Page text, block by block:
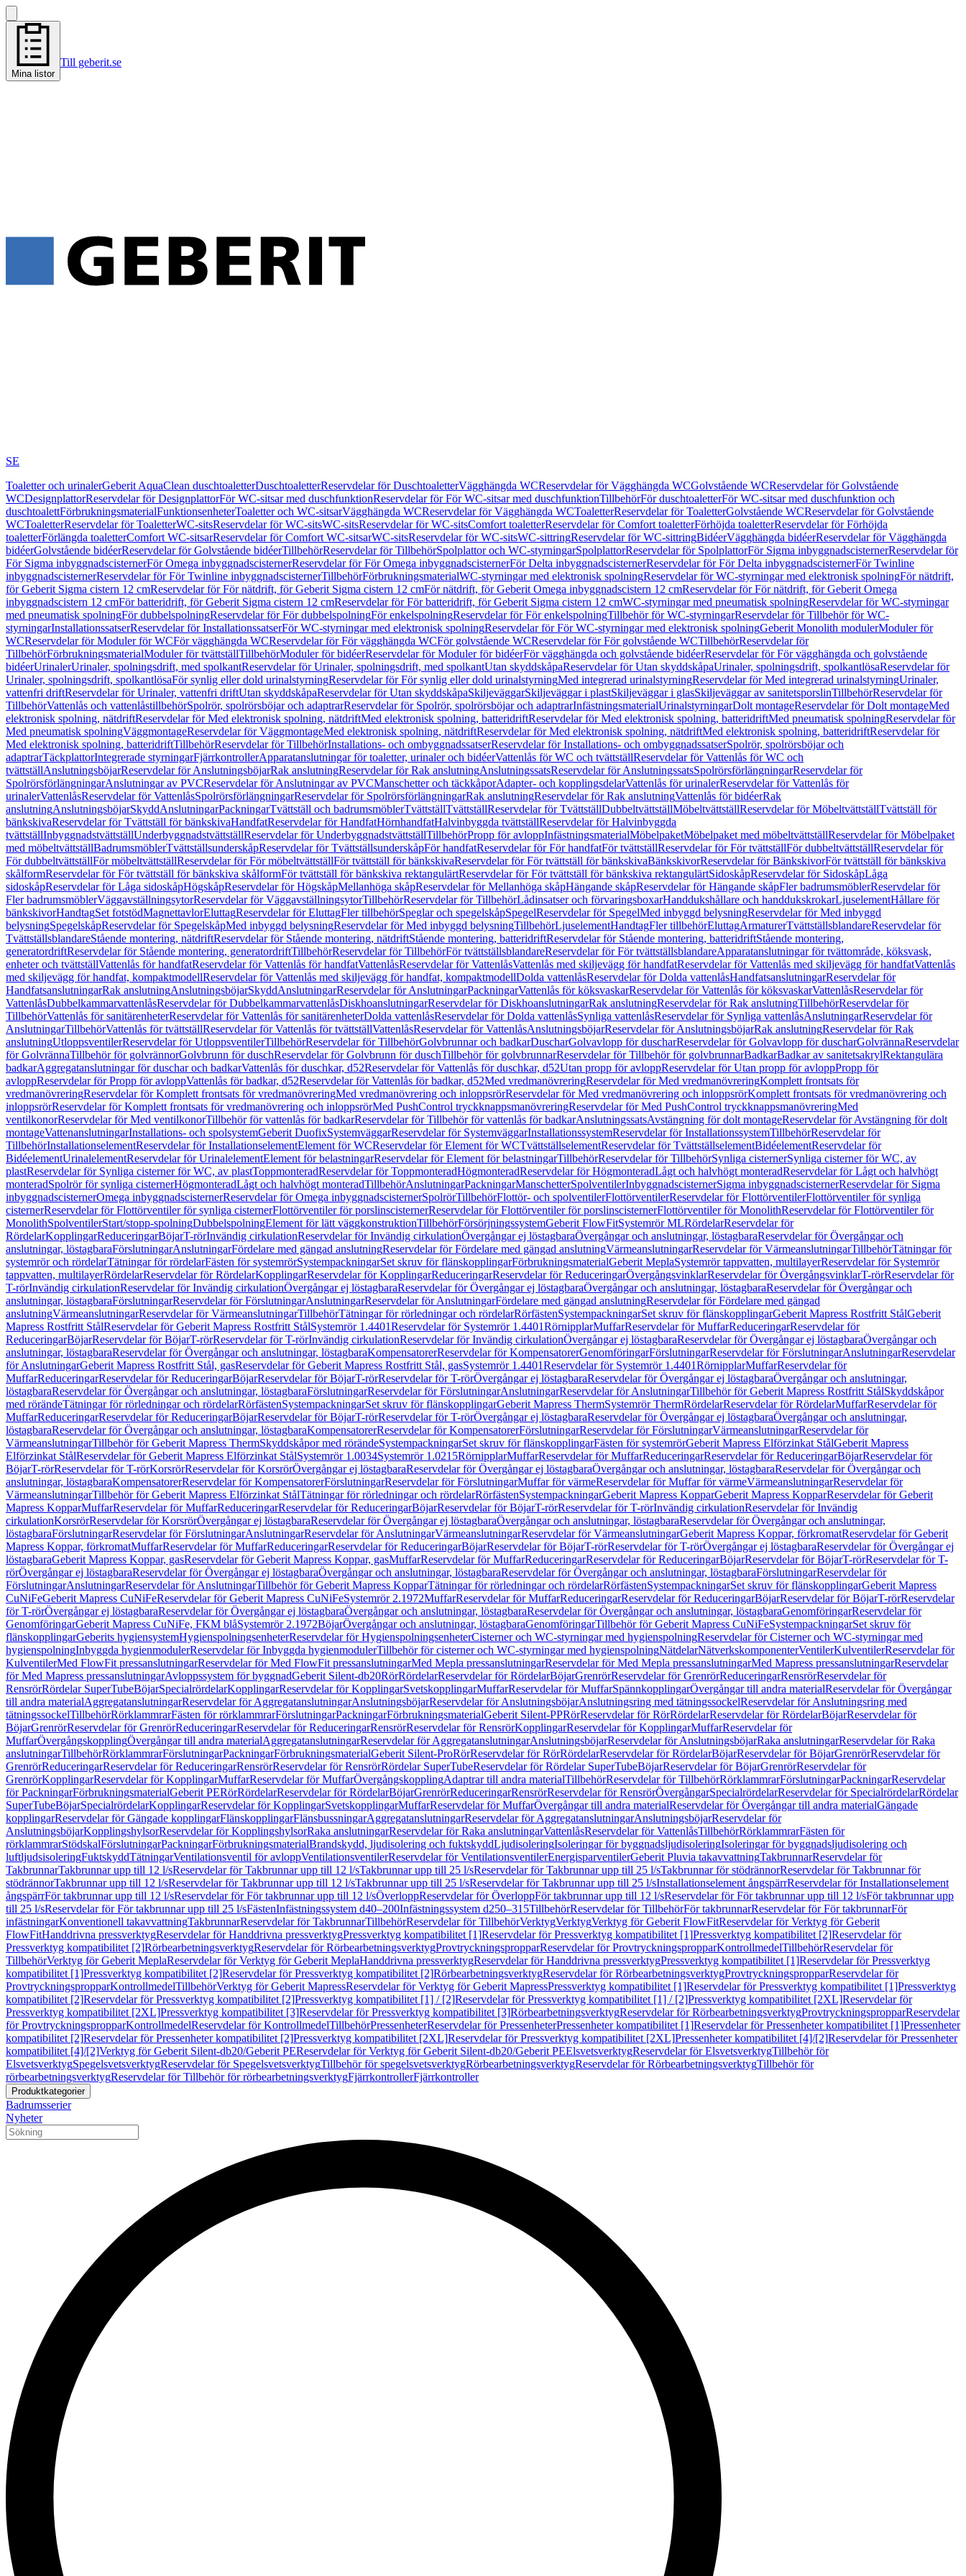
Mina listor
Till geberit.se
SE
Toaletter och urinalerGeberit AquaClean duschtoaletterDuschtoaletterReservdelar för DuschtoaletterVägghängda WCReservdelar för Vägghängda WCGolvstående WCReservdelar för Golvstående
WCDesignplattorReservdelar för DesignplattorFör WC-sitsar med duschfunktionReservdelar för För WC-sitsar med duschfunktionTillbehörFör duschtoaletterFör WC-sitsar med duschfunktion och
duschtoalettFörbrukningsmaterialFunktionsenheterToaletter och WC-sitsarVägghängda WCReservdelar för Vägghängda WCToaletterReservdelar för ToaletterGolvstående WCReservdelar för Golvstående
WCToaletterReservdelar för ToaletterWC-sitsReservdelar för WC-sitsWC-sitsReservdelar för WC-sitsComfort toaletterReservdelar för Comfort toaletterFörhöjda toaletterReservdelar för Förhöjda
toaletterFörlängda toaletterComfort WC-sitsarReservdelar för Comfort WC-sitsarWC-sitsReservdelar för WC-sitsWC-sittringReservdelar för WC-sittringBidéerVägghängda bidéerReservdelar för Vägghängda
bidéerGolvstående bidéerReservdelar för Golvstående bidéerTillbehörReservdelar för TillbehörSpolplattor och WC-styrningarSpolplattorReservdelar för SpolplattorFör Sigma inbyggnadscisternerReservdelar för
För Sigma inbyggnadscisternerFör Omega inbyggnadscisternerReservdelar för För Omega inbyggnadscisternerFör Delta inbyggnadscisternerReservdelar för För Delta inbyggnadscisternerFör Twinline
inbyggnadscisternerReservdelar för För Twinline inbyggnadscisternerTillbehörFörbrukningsmaterialWC-styrningar med elektronisk spolningReservdelar för WC-styrningar med elektronisk spolningFör nätdrift,
för Geberit Sigma cistern 12 cmReservdelar för För nätdrift, för Geberit Sigma cistern 12 cmFör nätdrift, för Geberit Omega inbyggnadscistern 12 cmReservdelar för För nätdrift, för Geberit Omega
inbyggnadscistern 12 cmFör batteridrift, för Geberit Sigma cistern 12 cmReservdelar för För batteridrift, för Geberit Sigma cistern 12 cmWC-styrningar med pneumatisk spolningReservdelar för WC-styrningar
med pneumatisk spolningFör dubbelspolningReservdelar för För dubbelspolningFör enkelspolningReservdelar för För enkelspolningTillbehör för WC-styrningarReservdelar för Tillbehör för WC-
styrningarInstallationssatserReservdelar för InstallationssatserFör WC-styrningar med elektronisk spolningReservdelar för För WC-styrningar med elektronisk spolningGeberit Monolith modulerModuler för
WCReservdelar för Moduler för WCFör vägghängda WCReservdelar för För vägghängda WCFör golvstående WCReservdelar för För golvstående WCTillbehörReservdelar för
TillbehörFörbrukningsmaterialModuler för tvättställTillbehörModuler för bidéerReservdelar för Moduler för bidéerFör vägghängda och golvstående bidéerReservdelar för För vägghängda och golvstående
bidéerUrinalerUrinaler, spolningsdrift, med spolkantReservdelar för Urinaler, spolningsdrift, med spolkantUtan skyddskåpaReservdelar för Utan skyddskåpaUrinaler, spolningsdrift, spolkantlösaReservdelar för
Urinaler, spolningsdrift, spolkantlösaFör synlig eller dold urinalstyrningReservdelar för För synlig eller dold urinalstyrningMed integrerad urinalstyrningReservdelar för Med integrerad urinalstyrningUrinaler,
vattenfri driftReservdelar för Urinaler, vattenfri driftUtan skyddskåpaReservdelar för Utan skyddskåpaSkiljeväggarSkiljeväggar i plastSkiljeväggar i glasSkiljeväggar av sanitetsporslinTillbehörReservdelar för
TillbehörVattenlås och vattenlåstillbehörSpolrör, spolrörsböjar och adaptrarReservdelar för Spolrör, spolrörsböjar och adaptrarInfästningsmaterialUrinalstyrningarDolt montageReservdelar för Dolt montageMed
elektronisk spolning, nätdriftReservdelar för Med elektronisk spolning, nätdriftMed elektronisk spolning, batteridriftReservdelar för Med elektronisk spolning, batteridriftMed pneumatisk spolningReservdelar för
Med pneumatisk spolningVäggmontageReservdelar för VäggmontageMed elektronisk spolning, nätdriftReservdelar för Med elektronisk spolning, nätdriftMed elektronisk spolning, batteridriftReservdelar för
Med elektronisk spolning, batteridriftTillbehörReservdelar för TillbehörInstallations- och ombyggnadssatserReservdelar för Installations- och ombyggnadssatserSpolrör, spolrörsböjar och
adaptrarTäckplattorIntegrerade styrningarFjärrkontrollerApparatanslutningar för toaletter, urinaler och bidéerVattenlås för WC och tvättställReservdelar för Vattenlås för WC och
tvättställAnslutningsböjarReservdelar för AnslutningsböjarRak anslutningReservdelar för Rak anslutningAnslutningssatsReservdelar för AnslutningssatsSpolrörsförlängningarReservdelar för
SpolrörsförlängningarAnslutningar av PVCReservdelar för Anslutningar av PVCManschetter och täckkåporAdapter- och kopplingsdelarVattenlås för urinalerReservdelar för Vattenlås för
urinalerVattenlåsReservdelar för VattenlåsSpolrörsförlängningarReservdelar för SpolrörsförlängningarRak anslutningReservdelar för Rak anslutningVattenlås för bidéerRak
anslutningAnslutningsböjarSkyddAnslutningarPackningarTvättställ och badrumsmöblerTvättställTvättställReservdelar för TvättställDubbeltvättställMöbeltvättställReservdelar för MöbeltvättställTvättställ för
bänkskivaReservdelar för Tvättställ för bänkskivaHandfatReservdelar för HandfatHörnhandfatHalvinbyggda tvättställReservdelar för Halvinbyggda
tvättställInbyggnadstvättställUnderbyggnadstvättställReservdelar för UnderbyggnadstvättställTillbehörPropp för avloppInfästningsmaterialMöbelpaketMöbelpaket med möbeltvättställReservdelar för Möbelpaket
med möbeltvättställBadrumsmöblerTvättställsunderskåpReservdelar för TvättställsunderskåpFör handfatReservdelar för För handfatFör tvättställReservdelar för För tvättställFör dubbeltvättställReservdelar för
För dubbeltvättställFör möbeltvättställReservdelar för För möbeltvättställFör tvättställ för bänkskivaReservdelar för För tvättställ för bänkskivaBänkskivorReservdelar för BänkskivorFör tvättställ för bänkskiva
skålformReservdelar för För tvättställ för bänkskiva skålformFör tvättställ för bänkskiva rektangulärtReservdelar för För tvättställ för bänkskiva rektangulärtSidoskåpReservdelar för SidoskåpLåga
sidoskåpReservdelar för Låga sidoskåpHögskåpReservdelar för HögskåpMellanhöga skåpReservdelar för Mellanhöga skåpHängande skåpReservdelar för Hängande skåpFler badrumsmöblerReservdelar för
Fler badrumsmöblerVäggavställningsytorReservdelar för VäggavställningsytorTillbehörReservdelar för TillbehörLådinsatser och förvaringsboxarHanddukshållare och handdukskrokarLjuselementHållare för
bänkskivorHandtagSet fotstödMagnettavlorEluttagReservdelar för EluttagFler tillbehörSpeglar och spegelskåpSpegelReservdelar för SpegelMed inbyggd belysningReservdelar för Med inbyggd
belysningSpegelskåpReservdelar för SpegelskåpMed inbyggd belysningReservdelar för Med inbyggd belysningTillbehörLjuselementHandtagFler tillbehörEluttagArmaturerTvättställsblandareReservdelar för
TvättställsblandareStående montering, nätdriftReservdelar för Stående montering, nätdriftStående montering, batteridriftReservdelar för Stående montering, batteridriftStående montering,
generatordriftReservdelar för Stående montering, generatordriftTillbehörReservdelar för TillbehörFör tvättställsblandareReservdelar för För tvättställsblandareApparatanslutningar för tvättområde, köksvask,
enheter och tvättställVattenlås för handfatReservdelar för Vattenlås för handfatVattenlåsReservdelar för VattenlåsVattenlås med skiljevägg för handfatReservdelar för Vattenlås med skiljevägg för handfatVattenlås
med skiljevägg för handfat, kompaktmodellReservdelar för Vattenlås med skiljevägg för handfat, kompaktmodellDolda vattenlåsReservdelar för Dolda vattenlåsHandfatsanslutningarReservdelar för
HandfatsanslutningarRak anslutningAnslutningsböjarSkyddAnslutningarReservdelar för AnslutningarPackningarVattenlås för köksvaskarReservdelar för Vattenlås för köksvaskarVattenlåsReservdelar för
VattenlåsDubbelkammarvattenlåsReservdelar för DubbelkammarvattenlåsDiskhoanslutningarReservdelar för DiskhoanslutningarRak anslutningReservdelar för Rak anslutningTillbehörReservdelar för
TillbehörVattenlås för sanitärenheterReservdelar för Vattenlås för sanitärenheterDolda vattenlåsReservdelar för Dolda vattenlåsSynliga vattenlåsReservdelar för Synliga vattenlåsAnslutningarReservdelar för
AnslutningarTillbehörVattenlås för tvättställReservdelar för Vattenlås för tvättställVattenlåsReservdelar för VattenlåsAnslutningsböjarReservdelar för AnslutningsböjarRak anslutningReservdelar för Rak
anslutningUtloppsventilerReservdelar för UtloppsventilerTillbehörReservdelar för TillbehörGolvbrunnar och badkarDuscharGolvavlopp för duscharReservdelar för Golvavlopp för duscharGolvrännaReservdelar
för GolvrännaTillbehör för golvrännorGolvbrunn för duschReservdelar för Golvbrunn för duschTillbehör för golvbrunnarReservdelar för Tillbehör för golvbrunnarBadkarBadkar av sanitetsakrylRektangulära
badkarAggregatanslutningar för duschar och badkarVattenlås för duschkar, d52Reservdelar för Vattenlås för duschkar, d52Utan propp för avloppReservdelar för Utan propp för avloppPropp för
avloppReservdelar för Propp för avloppVattenlås för badkar, d52Reservdelar för Vattenlås för badkar, d52Med vredmanövreringReservdelar för Med vredmanövreringKomplett frontsats för
vredmanövreringReservdelar för Komplett frontsats för vredmanövreringMed vredmanövrering och inloppsrörReservdelar för Med vredmanövrering och inloppsrörKomplett frontsats för vredmanövrering och
inloppsrörReservdelar för Komplett frontsats för vredmanövrering och inloppsrörMed PushControl tryckknappsmanövreringReservdelar för Med PushControl tryckknappsmanövreringMed
ventilkonorReservdelar för Med ventilkonorTillbehör för vattenlås för badkarReservdelar för Tillbehör för vattenlås för badkarAnslutningssatsAvstängning för dolt montageReservdelar för Avstängning för dolt
montageVattenanslutningarInstallations- och spolsystemGeberit DuofixSystemväggarReservdelar för SystemväggarInstallationssystemReservdelar för InstallationssystemTillbehörReservdelar för
TillbehörInstallationselementReservdelar för InstallationselementElement för WCReservdelar för Element för WCTvättställselementReservdelar för TvättställselementBidéelementReservdelar för
BidéelementUrinalelementReservdelar för UrinalelementElement för belastningarReservdelar för Element för belastningarTillbehörReservdelar för TillbehörSynliga cisternerSynliga cisterner för WC, av
plastReservdelar för Synliga cisterner för WC, av plastToppmonteradReservdelar för ToppmonteradHögmonteradReservdelar för HögmonteradLågt och halvhögt monteradReservdelar för Lågt och halvhögt
monteradSpolrör för synliga cisternerHögmonteradLågt och halvhögt monteradTillbehörAnslutningarPackningarManschetterSpolventilerInbyggnadscisternerSigma inbyggnadscisternerReservdelar för Sigma
inbyggnadscisternerOmega inbyggnadscisternerReservdelar för Omega inbyggnadscisternerSpolrörTillbehörFlottör- och spolventilerFlottörventilerReservdelar för FlottörventilerFlottörventiler för synliga
cisternerReservdelar för Flottörventiler för synliga cisternerFlottörventiler för porslinscisternerReservdelar för Flottörventiler för porslinscisternerFlottörventiler för MonolithReservdelar för Flottörventiler för
MonolithSpolventilerStart/stopp-spolningDubbelspolningElement för lätt väggkonstruktionTillbehörFörsörjningssystemGeberit FlowFitSystemrör MLRördelarReservdelar för
RördelarKopplingarReduceringarBöjarT-rörInvändig cirkulationReservdelar för Invändig cirkulationÖvergångar ej löstagbaraÖvergångar och anslutningar, löstagbaraReservdelar för Övergångar och
anslutningar, löstagbaraFörslutningarAnslutningarFördelare med gängad anslutningReservdelar för Fördelare med gängad anslutningVärmeanslutningarReservdelar för VärmeanslutningarTillbehörTätningar för
systemrör och rördelarTätningar för rördelarFästen för systemrörSystempackningarSet skruv för flänskopplingarFörbrukningsmaterialGeberit MeplaSystemrör tappvatten, multilayerReservdelar för Systemrör
tappvatten, multilayerRördelarReservdelar för RördelarKopplingarReservdelar för KopplingarReduceringarReservdelar för ReduceringarÖvergångsvinklarReservdelar för ÖvergångsvinklarT-rörReservdelar för
T-rörInvändig cirkulationReservdelar för Invändig cirkulationÖvergångar ej löstagbaraReservdelar för Övergångar ej löstagbaraÖvergångar och anslutningar, löstagbaraReservdelar för Övergångar och
anslutningar, löstagbaraFörslutningarReservdelar för FörslutningarAnslutningarReservdelar för AnslutningarFördelare med gängad anslutningReservdelar för Fördelare med gängad
anslutningVärmeanslutningarReservdelar för VärmeanslutningarTillbehörTätningar för rörledningar och rördelarRörfästenSystempackningarSet skruv för flänskopplingarGeberit Mapress Rostfritt StålGeberit
Mapress Rostfritt StålReservdelar för Geberit Mapress Rostfritt StålSystemrör 1.4401Reservdelar för Systemrör 1.4401RörnipplarMuffarReservdelar för MuffarReduceringarReservdelar för
ReduceringarBöjarReservdelar för BöjarT-rörReservdelar för T-rörInvändig cirkulationReservdelar för Invändig cirkulationÖvergångar ej löstagbaraReservdelar för Övergångar ej löstagbaraÖvergångar och
anslutningar, löstagbaraReservdelar för Övergångar och anslutningar, löstagbaraKompensatorerReservdelar för KompensatorerGenomföringarFörslutningarReservdelar för FörslutningarAnslutningarReservdelar
för AnslutningarGeberit Mapress Rostfritt Stål, gasReservdelar för Geberit Mapress Rostfritt Stål, gasSystemrör 1.4401Reservdelar för Systemrör 1.4401RörnipplarMuffarReservdelar för
MuffarReduceringarReservdelar för ReduceringarBöjarReservdelar för BöjarT-rörReservdelar för T-rörÖvergångar ej löstagbaraReservdelar för Övergångar ej löstagbaraÖvergångar och anslutningar,
löstagbaraReservdelar för Övergångar och anslutningar, löstagbaraFörslutningarReservdelar för FörslutningarAnslutningarReservdelar för AnslutningarTillbehör för Geberit Mapress Rostfritt StålSkyddskåpor
med rörändeTätningar för rörledningar och rördelarRörfästenSystempackningarSet skruv för flänskopplingarGeberit Mapress ThermSystemrör ThermRördelarReservdelar för RördelarMuffarReservdelar för
MuffarReduceringarReservdelar för ReduceringarBöjarReservdelar för BöjarT-rörReservdelar för T-rörÖvergångar ej löstagbaraReservdelar för Övergångar ej löstagbaraÖvergångar och anslutningar,
löstagbaraReservdelar för Övergångar och anslutningar, löstagbaraKompensatorerReservdelar för KompensatorerFörslutningarReservdelar för FörslutningarVärmeanslutningarReservdelar för
VärmeanslutningarTillbehör för Geberit Mapress ThermSkyddskåpor med rörändeSystempackningarSet skruv för flänskopplingarFästen för systemrörGeberit Mapress Elförzinkat StålGeberit Mapress
Elförzinkat StålReservdelar för Geberit Mapress Elförzinkat StålSystemrör 1.0034Systemrör 1.0215RörnipplarMuffarReservdelar för MuffarReduceringarReservdelar för ReduceringarBöjarReservdelar för
BöjarT-rörReservdelar för T-rörKorsrörReservdelar för KorsrörÖvergångar ej löstagbaraReservdelar för Övergångar ej löstagbaraÖvergångar och anslutningar, löstagbaraReservdelar för Övergångar och
anslutningar, löstagbaraKompensatorerReservdelar för KompensatorerFörslutningarReservdelar för FörslutningarMuffar för värmeReservdelar för Muffar för värmeVärmeanslutningarReservdelar för
VärmeanslutningarTillbehör för Geberit Mapress Elförzinkat StålTätningar för rörledningar och rördelarRörfästenSystempackningarGeberit Mapress KopparGeberit Mapress KopparReservdelar för Geberit
Mapress KopparMuffarReservdelar för MuffarReduceringarReservdelar för ReduceringarBöjarReservdelar för BöjarT-rörReservdelar för T-rörInvändig cirkulationReservdelar för Invändig
cirkulationKorsrörReservdelar för KorsrörÖvergångar ej löstagbaraReservdelar för Övergångar ej löstagbaraÖvergångar och anslutningar, löstagbaraReservdelar för Övergångar och anslutningar,
löstagbaraFörslutningarReservdelar för FörslutningarAnslutningarReservdelar för AnslutningarVärmeanslutningarReservdelar för VärmeanslutningarGeberit Mapress Koppar, förkromatReservdelar för Geberit
Mapress Koppar, förkromatMuffarReservdelar för MuffarReduceringarReservdelar för ReduceringarBöjarReservdelar för BöjarT-rörReservdelar för T-rörÖvergångar ej löstagbaraReservdelar för Övergångar ej
löstagbaraGeberit Mapress Koppar, gasReservdelar för Geberit Mapress Koppar, gasMuffarReservdelar för MuffarReduceringarReservdelar för ReduceringarBöjarReservdelar för BöjarT-rörReservdelar för T-
rörÖvergångar ej löstagbaraReservdelar för Övergångar ej löstagbaraÖvergångar och anslutningar, löstagbaraReservdelar för Övergångar och anslutningar, löstagbaraFörslutningarReservdelar för
FörslutningarAnslutningarReservdelar för AnslutningarTillbehör för Geberit Mapress KopparTätningar för rörledningar och rördelarRörfästenSystempackningarSet skruv för flänskopplingarGeberit Mapress
CuNiFeGeberit Mapress CuNiFeReservdelar för Geberit Mapress CuNiFeSystemrör 2.1972MuffarReservdelar för MuffarReduceringarReservdelar för ReduceringarBöjarReservdelar för BöjarT-rörReservdelar
för T-rörÖvergångar ej löstagbaraReservdelar för Övergångar ej löstagbaraÖvergångar och anslutningar, löstagbaraReservdelar för Övergångar och anslutningar, löstagbaraGenomföringarReservdelar för
GenomföringarGeberit Mapress CuNiFe, FKM blåSystemrör 2.1972BöjarÖvergångar och anslutningar, löstagbaraGenomföringarTillbehör för Geberit Mapress CuNiFeSystempackningarSet skruv för
flänskopplingarGeberits hygiensystemHygienspolningsenheterReservdelar för HygienspolningsenheterCisterner och WC-styrningar med hygienspolningReservdelar för Cisterner och WC-styrningar med
hygienspolningInbyggda hygienmodulerReservdelar för Inbyggda hygienmodulerTillbehör för cisterner och WC-styrningar med hygienspolningNätdelarNätverkskomponenterVentilerKulventilerReservdelar för
KulventilerMed FlowFit pressanslutningarReservdelar för Med FlowFit pressanslutningarMed Mepla pressanslutningarReservdelar för Med Mepla pressanslutningarMed Mapress pressanslutningarReservdelar
för Med Mapress pressanslutningarAvloppssystem för byggnadGeberit Silent-db20RörRördelarReservdelar för RördelarBöjarGrenrörReservdelar för GrenrörReduceringarRensrörReservdelar för
RensrörRördelar SuperTubeBöjarSpecialrördelarKopplingarReservdelar för KopplingarSvetskopplingarMuffarReservdelar för MuffarSpännkopplingarÖvergångar till andra materialReservdelar för Övergångar
till andra materialAggregatanslutningarReservdelar för AggregatanslutningarAnslutningsböjarReservdelar för AnslutningsböjarAnslutningsring med tätningssockelReservdelar för Anslutningsring med
tätningssockelTillbehörRörklammrarFästen för rörklammrarFörslutningarPackningarFörbrukningsmaterialGeberit Silent-PPRörReservdelar för RörRördelarReservdelar för RördelarBöjarReservdelar för
BöjarGrenrörReservdelar för GrenrörReduceringarReservdelar för ReduceringarRensrörReservdelar för RensrörKopplingarReservdelar för KopplingarMuffarReservdelar för
MuffarÖvergångskopplingÖvergångar till andra materialAggregatanslutningarReservdelar för AggregatanslutningarAnslutningsböjarReservdelar för AnslutningsböjarRaka anslutningarReservdelar för Raka
anslutningarTillbehörRörklammrarFörslutningarPackningarFörbrukningsmaterialGeberit Silent-ProRörReservdelar för RörRördelarReservdelar för RördelarBöjarReservdelar för BöjarGrenrörReservdelar för
GrenrörReduceringarReservdelar för ReduceringarRensrörReservdelar för RensrörRördelar SuperTubeReservdelar för Rördelar SuperTubeBöjarReservdelar för BöjarGrenrörReservdelar för
GrenrörKopplingarReservdelar för KopplingarMuffarReservdelar för MuffarÖvergångskopplingAdaptrar till andra materialTillbehörReservdelar för TillbehörRörklammrarFörslutningarPackningarReservdelar
för PackningarFörbrukningsmaterialGeberit PERörRördelarReservdelar för RördelarBöjarGrenrörReduceringarRensrörReservdelar för RensrörÖvergångarSpecialrördelarReservdelar för SpecialrördelarRördelar
SuperTubeBöjarSpecialrördelarKopplingarReservdelar för KopplingarSvetskopplingarMuffarReservdelar för MuffarÖvergångar till andra materialReservdelar för Övergångar till andra materialGängade
kopplingarReservdelar för Gängade kopplingarFlänskopplingarFlänsbussningarAggregatanslutningarReservdelar för AggregatanslutningarAnslutningsböjarReservdelar för
AnslutningsböjarKopplingshylsorReservdelar för KopplingshylsorRaka anslutningarReservdelar för Raka anslutningarVattenlåsReservdelar för VattenlåsTillbehörRörklammrarFästen för
rörklammrarStödskalFörslutningarPackningarFörbrukningsmaterialBrandskydd, ljudisolering och fuktskyddLjudisoleringIsoleringar för byggnadsljudisoleringIsoleringar för byggnadsljudisolering och
luftljudsisoleringFuktskyddTätningarVentilationsventil för avloppVentilationsventilerReservdelar för VentilationsventilerEnergisparventilerGeberit Pluvia takavvattningTakbrunnarReservdelar för
TakbrunnarTakbrunnar upp till 12 l/sReservdelar för Takbrunnar upp till 12 l/sTakbrunnar upp till 25 l/sReservdelar för Takbrunnar upp till 25 l/sTakbrunnar för stödrännorReservdelar för Takbrunnar för
stödrännorTakbrunnar upp till 12 l/sReservdelar för Takbrunnar upp till 12 l/sTakbrunnar upp till 25 l/sReservdelar för Takbrunnar upp till 25 l/sInstallationselement ångspärrReservdelar för Installationselement
ångspärrFör takbrunnar upp till 12 l/sReservdelar för För takbrunnar upp till 12 l/sÖverloppReservdelar för ÖverloppFör takbrunnar upp till 12 l/sReservdelar för För takbrunnar upp till 12 l/sFör takbrunnar upp
till 25 l/sReservdelar för För takbrunnar upp till 25 l/sFästenInfästningssystem d40–200Infästningssystem d250–315TillbehörReservdelar för TillbehörFör takbrunnarReservdelar för För takbrunnarFör
infästningarKonventionell takavvattningTakbrunnarReservdelar för TakbrunnarTillbehörReservdelar för TillbehörVerktygVerktygVerktyg för Geberit FlowFitReservdelar för Verktyg för Geberit
FlowFitHanddrivna pressverktygReservdelar för Handdrivna pressverktygPressverktyg kompatibilitet [1]Reservdelar för Pressverktyg kompatibilitet [1]Pressverktyg kompatibilitet [2]Reservdelar för
Pressverktyg kompatibilitet [2]RörbearbetningsverktygReservdelar för RörbearbetningsverktygProvtryckningspropparReservdelar för ProvtryckningspropparKontrollmedelTillbehörReservdelar för
TillbehörVerktyg för Geberit MeplaReservdelar för Verktyg för Geberit MeplaHanddrivna pressverktygReservdelar för Handdrivna pressverktygPressverktyg kompatibilitet [1]Reservdelar för Pressverktyg
kompatibilitet [1]Pressverktyg kompatibilitet [2]Reservdelar för Pressverktyg kompatibilitet [2]RörbearbetningsverktygReservdelar för RörbearbetningsverktygProvtryckningspropparReservdelar för
ProvtryckningspropparKontrollmedelTillbehörVerktyg för Geberit MapressReservdelar för Verktyg för Geberit MapressPressverktyg kompatibilitet [1]Reservdelar för Pressverktyg kompatibilitet [1]Pressverktyg
kompatibilitet [2]Reservdelar för Pressverktyg kompatibilitet [2]Pressverktyg kompatibilitet [1] / [2]Reservdelar för Pressverktyg kompatibilitet [1] / [2]Pressverktyg kompatibilitet [2XL]Reservdelar för
Pressverktyg kompatibilitet [2XL]Pressverktyg kompatibilitet [3]Reservdelar för Pressverktyg kompatibilitet [3]RörbearbetningsverktygReservdelar för RörbearbetningsverktygProvtryckningspropparReservdelar
för ProvtryckningspropparKontrollmedelReservdelar för KontrollmedelTillbehörPressenheterReservdelar för PressenheterPressenheter kompatibilitet [1]Reservdelar för Pressenheter kompatibilitet [1]Pressenheter
kompatibilitet [2]Reservdelar för Pressenheter kompatibilitet [2]Pressverktyg kompatibilitet [2XL]Reservdelar för Pressverktyg kompatibilitet [2XL]Pressenheter kompatibilitet [4]/[2]Reservdelar för Pressenheter
kompatibilitet [4]/[2]Verktyg för Geberit Silent-db20/Geberit PEReservdelar för Verktyg för Geberit Silent-db20/Geberit PEElsvetsverktygReservdelar för ElsvetsverktygTillbehör för
ElsvetsverktygSpegelsvetsverktygReservdelar för SpegelsvetsverktygTillbehör för spegelsvetsverktygRörbearbetningsverktygReservdelar för RörbearbetningsverktygTillbehör för
rörbearbetningsverktygReservdelar för Tillbehör för rörbearbetningsverktygFjärrkontrollerFjärrkontroller
Produktkategorier
Badrumsserier
Nyheter